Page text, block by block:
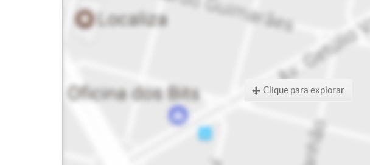
Clique para explorar